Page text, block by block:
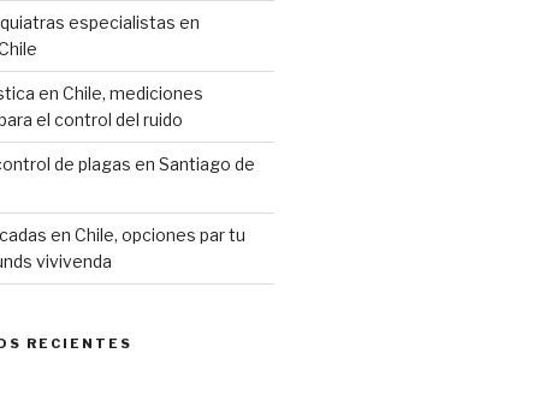
especialistas en
en Chile, mediciones
el control del ruido
de plagas en Santiago de
en Chile, opciones par tu
vivivenda
RECIENTES